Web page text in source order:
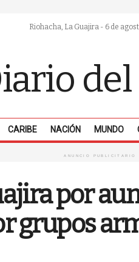
Riohacha, La Guajira - 6 de
CARIBE NACIÓN MUNDO
ANUNCIO PUBLICITARIO
por
grupos